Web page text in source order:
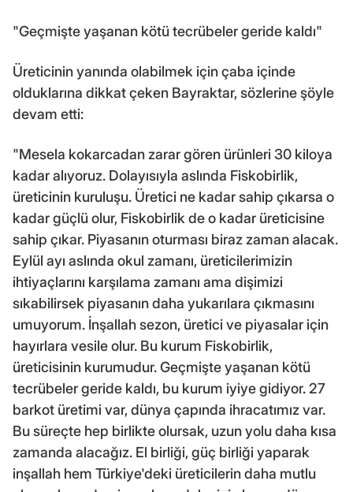
"Geçmişte yaşanan kötü tecrübeler geride kaldı"
Üreticinin yanında olabilmek için çaba içinde
olduklarına dikkat çeken Bayraktar, sözlerine şöyle
devam etti:
"Mesela kokarcadan zarar gören ürünleri 30 kiloya
kadar alıyoruz. Dolayısıyla aslında Fiskobirlik,
üreticinin kuruluşu. Üretici ne kadar sahip çıkarsa o
kadar güçlü olur, Fiskobirlik de o kadar üreticisine
sahip çıkar. Piyasanın oturması biraz zaman alacak.
Eylül ayı aslında okul zamanı, üreticilerimizin
ihtiyaçlarını karşılama zamanı ama dişimizi
sıkabilirsek piyasanın daha yukarılara çıkmasını
umuyorum. İnşallah sezon, üretici ve piyasalar için
hayırlara vesile olur. Bu kurum Fiskobirlik,
üreticisinin kurumudur. Geçmişte yaşanan kötü
tecrübeler geride kaldı, bu kurum iyiye gidiyor. 27
barkot üretimi var, dünya çapında ihracatımız var.
Bu süreçte hep birlikte olursak, uzun yolu daha kısa
zamanda alacağız. El birliği, güç birliği yaparak
inşallah hem Türkiye'deki üreticilerin daha mutlu